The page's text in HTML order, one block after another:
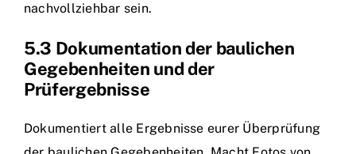
nachvollziehbar sein.
5.3 Dokumentation der baulichen
Gegebenheiten und der
Prüfergebnisse
Dokumentiert alle Ergebnisse eurer Überprüfung